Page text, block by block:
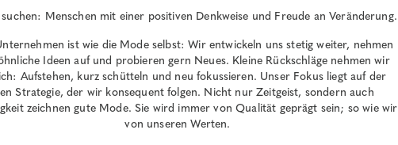
Menschen mit einer positiven Denkweise und Freude an Veränderung.
ist wie die Mode selbst: Wir entwickeln uns stetig weiter, nehmen
Ideen auf und probieren gern Neues. Kleine Rückschläge nehmen wir
Aufstehen, kurz schütteln und neu fokussieren. Unser Fokus liegt auf der
Strategie, der wir konsequent folgen. Nicht nur Zeitgeist, sondern auch
zeichnen gute Mode. Sie wird immer von Qualität geprägt sein; so wie wir
von unseren Werten.